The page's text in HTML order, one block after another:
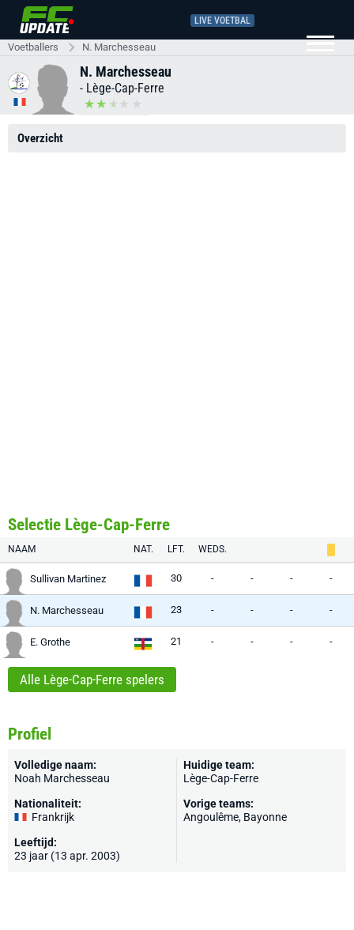
LIVE VOETBAL
Voetballers N. Marchesseau
N. Marchesseau
- Lège-Cap-Ferre
Overzicht
Selectie Lège-Cap-Ferre
NAAM NAT. LFT. WEDS.
Sullivan Martinez 30 - - - -
N. Marchesseau 23 - - - -
E. Grothe 21 - - - -
Alle Lège-Cap-Ferre spelers
Profiel
Volledige naam:
Noah Marchesseau
Nationaliteit:
Frankrijk
Leeftijd:
23 jaar (13 apr. 2003)
Huidige team:
Lège-Cap-Ferre
Vorige teams:
Angoulême, Bayonne